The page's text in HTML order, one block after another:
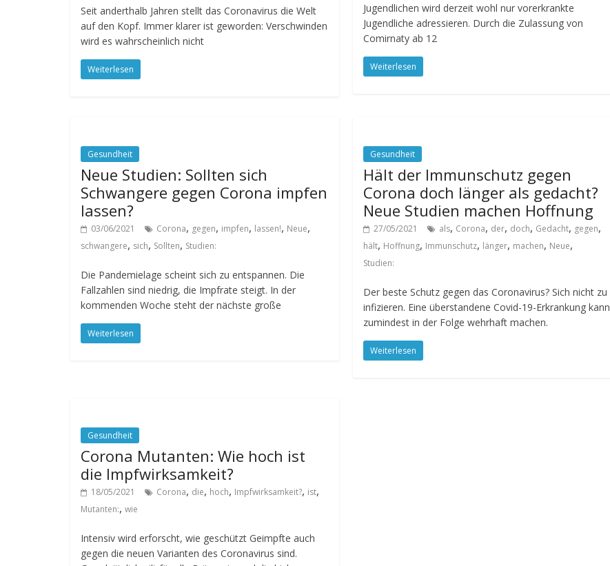
Seit anderthalb Jahren stellt das Coronavirus die Welt
auf den Kopf. Immer klarer ist geworden: Verschwinden
wird es wahrscheinlich nicht
Weiterlesen
Jugendlichen wird derzeit wohl nur vorerkrankte
Jugendliche adressieren. Durch die Zulassung von
Comirnaty ab 12
Weiterlesen
Gesundheit
Neue Studien: Sollten sich
Schwangere gegen Corona impfen
lassen?
03/06/2021 Corona, gegen, impfen, lassen!, Neue,
schwangere, sich, Sollten, Studien:
Die Pandemielage scheint sich zu entspannen. Die
Fallzahlen sind niedrig, die Impfrate steigt. In der
kommenden Woche steht der nächste große
Weiterlesen
Gesundheit
Hält der Immunschutz gegen
Corona doch länger als gedacht?
Neue Studien machen Hoffnung
27/05/2021 als, Corona, der, doch, Gedacht, gegen,
hält, Hoffnung, Immunschutz, länger, machen, Neue,
Studien:
Der beste Schutz gegen das Coronavirus? Sich nicht zu
infizieren. Eine überstandene Covid-19-Erkrankung kann
zumindest in der Folge wehrhaft machen.
Weiterlesen
Gesundheit
Corona Mutanten: Wie hoch ist
die Impfwirksamkeit?
18/05/2021 Corona, die, hoch, Impfwirksamkeit?, ist,
Mutanten:, wie
Intensiv wird erforscht, wie geschützt Geimpfte auch
gegen die neuen Varianten des Coronavirus sind.